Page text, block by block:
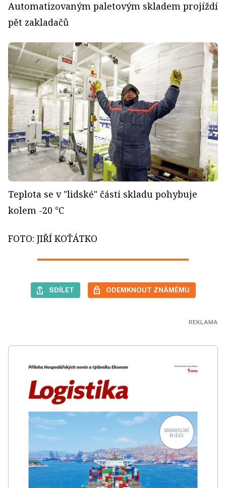
Automatizovaným paletovým skladem projíždí
pět zakladačů
Teplota se v "lidské" části skladu pohybuje
kolem -20 °C
FOTO: JIŘÍ KOŤÁTKO
SDÍLET ODEMKNOUT ZNÁMÉMU